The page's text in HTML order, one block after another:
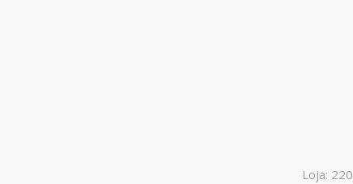
Loja: 220